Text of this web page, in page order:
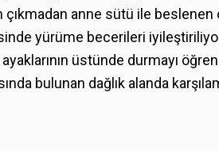
çıkmadan anne sütü ile beslenen
yürüme becerileri
üstünde durmayı
bulunan dağlık alanda